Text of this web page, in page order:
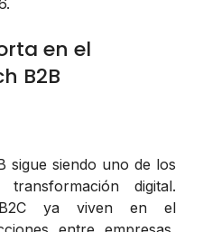
en el
B2B
sigue siendo uno de los
digital.
ya viven en el